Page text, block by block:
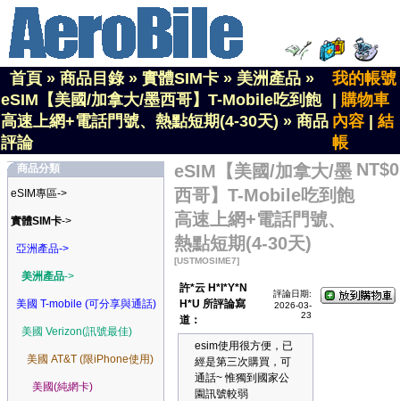
首頁 » 商品目錄» 實體SIM卡 » 美洲產品 »
eSIM【美國/加拿大/墨西哥】T-Mobile吃到飽
高速上網+電話門號、熱點短期(4-30天) » 商品
評論
我的帳號
購物車
內容
結
帳
商品分類
eSIM專區->
實體SIM卡->
亞洲產品->
美洲產品->
美國 T-mobile (可分享與通話)
美國 Verizon(訊號最佳)
美國 AT&T (限iPhone使用)
美國(純網卡)
eSIM【美國/加拿大/墨
西哥】T-Mobile吃到飽
高速上網+電話門號、
熱點短期(4-30天)
[USTMOSIME7]
NT$0
許*云 H*I*Y*N
H*U 所評論寫
道：
評論日期:
2026-03-
23
esim使用很方便，已
經是第三次購買，可
通話~ 惟獨到國家公
園訊號較弱